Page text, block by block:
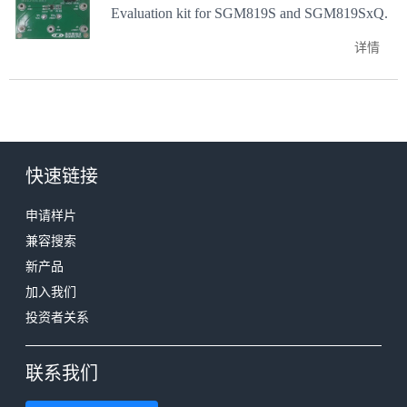
Evaluation kit for SGM819S and SGM819SxQ.
详情
快速链接
申请样片
兼容搜索
新产品
加入我们
投资者关系
联系我们